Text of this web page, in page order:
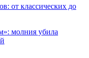
от классических до